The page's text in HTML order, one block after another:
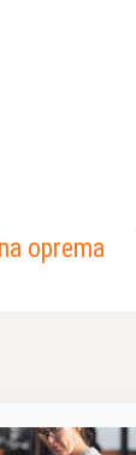
oprema